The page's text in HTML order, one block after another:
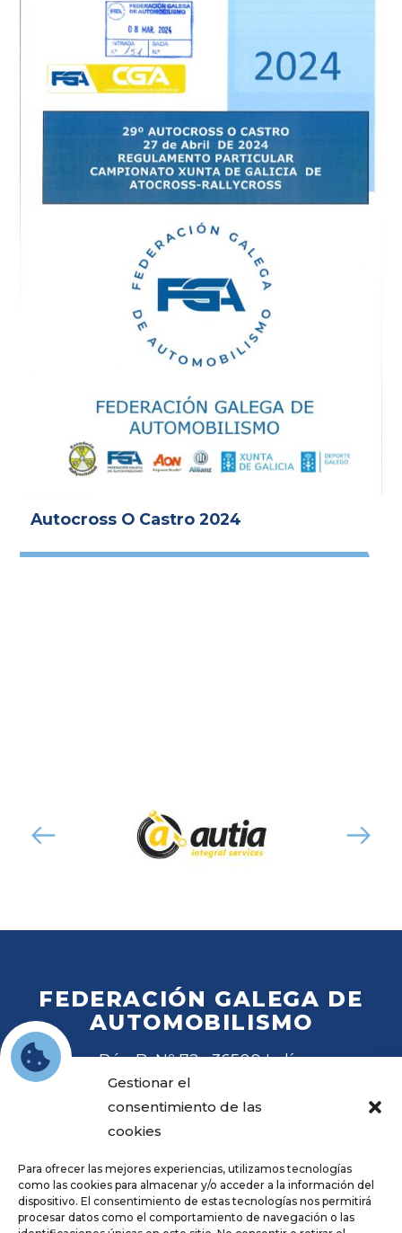
Gestionar el
consentimiento de las
cookies
Para ofrecer las mejores experiencias, utilizamos tecnologías
como las cookies para almacenar y/o acceder a la información del
dispositivo. El consentimiento de estas tecnologías nos permitirá
procesar datos como el comportamiento de navegación o las
Autocross O Castro 2024
FEDERACIÓN GALEGA DE
AUTOMOBILISMO
Rúa B, Nº 72 · 36500 Lalín
Tel. 988 27 28 41
Emailfga@fga.es
Hora local: